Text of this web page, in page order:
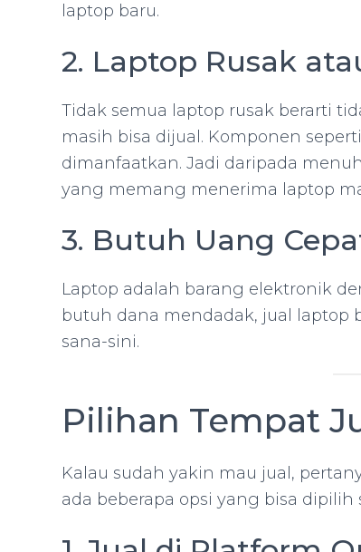
laptop baru.
2. Laptop Rusak
Tidak semua laptop rusak berarti
masih bisa dijual. Komponen
dimanfaatkan. Jadi daripada
yang memang menerima laptop
3. Butuh Uang
Laptop adalah barang elektronik
butuh dana mendadak, jual laptop
sana-sini.
Pilihan Tempat
Kalau sudah yakin mau jual,
ada beberapa opsi yang bisa